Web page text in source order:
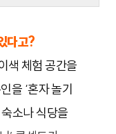
다고?
색 체험 공간을
을 ‘혼자 놀기
소나 식당을